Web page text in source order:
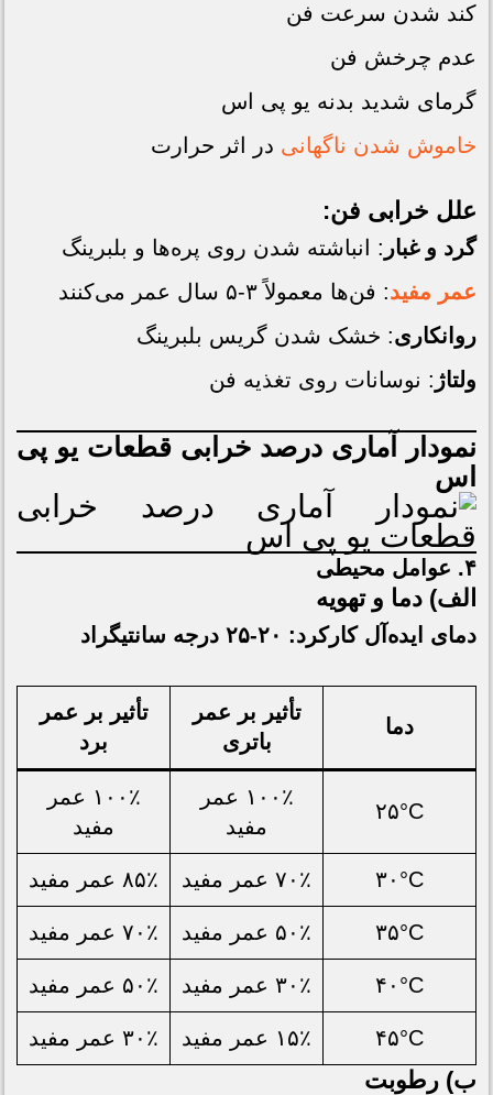
کند شدن سرعت فن
عدم چرخش فن
گرمای شدید بدنه یو پی اس
خاموش شدن ناگهانی در اثر حرارت
علل خرابی فن:
گرد و غبار : انباشته شدن روی پره‌ها و بلبرینگ
عمر مفید: فن‌ها معمولاً ۳-۵ سال عمر می‌کنند
روانکاری: خشک شدن گریس بلبرینگ
ولتاژ : نوسانات روی تغذیه فن
نمودار آماری درصد خرابی قطعات یو پی
اس
۴. عوامل محیطی
الف) دما و تهویه
دمای ایده‌آل کارکرد: ۲۰-۲۵ درجه سانتیگراد
دما
تأثیر بر عمر
باتری
تأثیر بر عمر
برد
۲۵°C
۱۰۰٪ عمر
مفید
۱۰۰٪ عمر
مفید
۳۰°C ۷۰٪ عمر مفید ۸۵٪ عمر مفید
۳۵°C ۵۰٪ عمر مفید ۷۰٪ عمر مفید
۴۰°C ۳۰٪ عمر مفید ۵۰٪ عمر مفید
۴۵°C ۱۵٪ عمر مفید ۳۰٪ عمر مفید
ب) رطوبت